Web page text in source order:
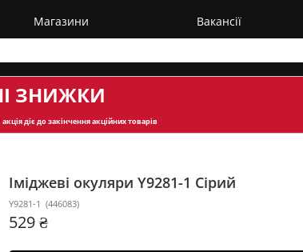
Магазини Вакансії
ЗНИЖКИ
діє до закінчення акційних товарів
Іміджеві окуляри Y9281-1 Сірий
Y9281-1 (446083)
529 ₴